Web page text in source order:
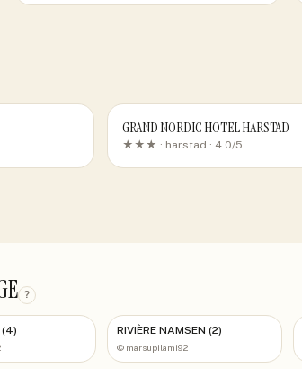
GRAND NORDIC HOTEL HARSTAD
★★★ · harstad · 4.0/5
?
(4) RIVIÈRE NAMSEN (2)
© marsupilami92